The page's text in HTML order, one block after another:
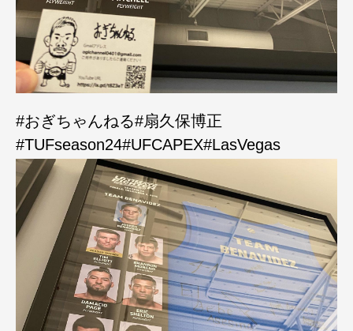
#おぎちゃんねる#扇久保博正
#TUFseason24#UFCAPEX#LasVegas